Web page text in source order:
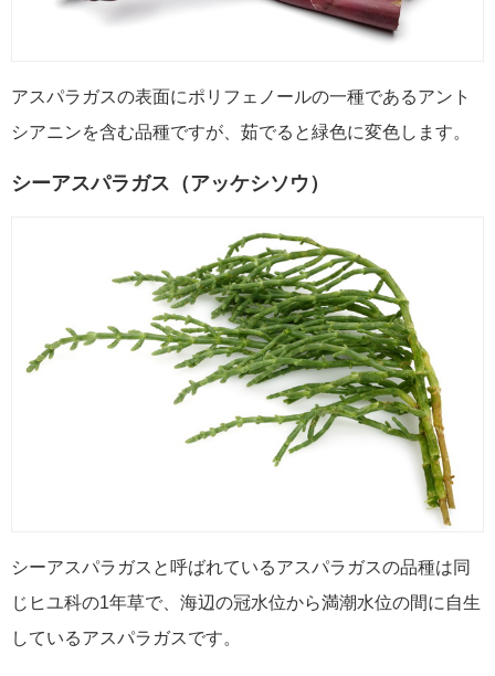
アスパラガスの表面にポリフェノールの一種であるアント
シアニンを含む品種ですが、茹でると緑色に変色します。
シーアスパラガス（アッケシソウ）
シーアスパラガスと呼ばれているアスパラガスの品種は同
じヒユ科の1年草で、海辺の冠水位から満潮水位の間に自生
しているアスパラガスです。